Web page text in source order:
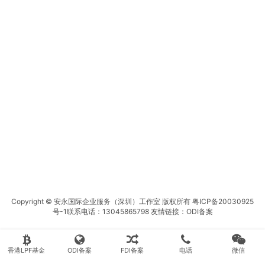
Copyright © 安永国际企业服务（深圳）工作室 版权所有 粤ICP备20030925
号-1联系电话：13045865798 友情链接： ODI备案
香港LPF基金 ODI备案 FDI备案 电话 微信